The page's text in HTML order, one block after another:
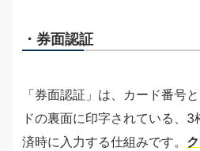
・券面認証
「券面認証」は、カード番号
ドの裏面に印字されている、
済時に入力する仕組みです。